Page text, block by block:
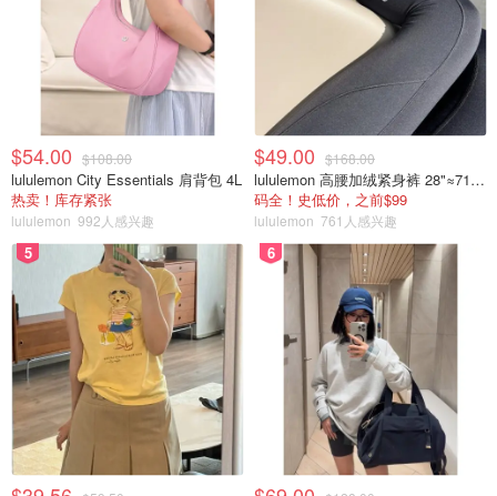
$54.00 $108.00
lululemon City Essentials 肩背包 4L
热卖！库存紧张
lululemon 992人感兴趣
$49.00 $168.00
lululemon 高腰加绒紧身裤 28"≈71cm 5个口袋
码全！史低价，之前$99
lululemon 761人感兴趣
5 6